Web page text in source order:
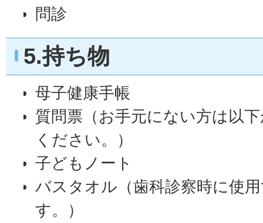
問診
5.持ち物
母子健康手帳
質問票（お手元にない方は以
ください。）
子どもノート
バスタオル（歯科診察時に使
す。）